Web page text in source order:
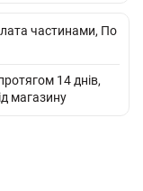
частинами, По
14 днів,
магазину